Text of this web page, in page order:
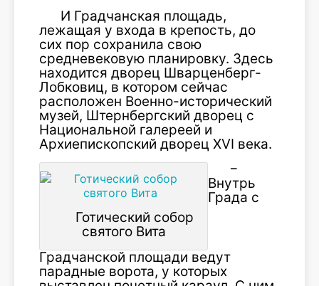
И Градчанская площадь,
лежащая у входа в крепость, до
сих пор сохранила свою
средневековую планировку. Здесь
находится дворец Шварценберг-
Лобковиц, в котором сейчас
расположен Военно-исторический
музей, Штернбергский дворец с
Национальной галереей и
Архиепископский дворец XVI века.
Готический собор
святого Вита
−
Внутрь
Града с
Градчанской площади ведут
парадные ворота, у которых